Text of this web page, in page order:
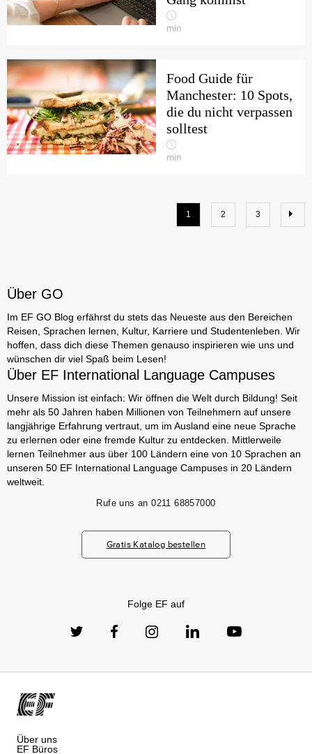
min
Food Guide für
Manchester: 10 Spots,
die du nicht verpassen
solltest
min
1 2 3
Über GO
Im EF GO Blog erfährst du stets das Neueste aus den Bereichen
Reisen, Sprachen lernen, Kultur, Karriere und Studentenleben. Wir
hoffen, dass dich diese Themen genauso inspirieren wie uns und
wünschen dir viel Spaß beim Lesen!
Über EF International Language Campuses
Unsere Mission ist einfach: Wir öffnen die Welt durch Bildung! Seit
mehr als 50 Jahren haben Millionen von Teilnehmern auf unsere
langjährige Erfahrung vertraut, um im Ausland eine neue Sprache
zu erlernen oder eine fremde Kultur zu entdecken. Mittlerweile
lernen Teilnehmer aus über 100 Ländern eine von 10 Sprachen an
unseren 50 EF International Language Campuses in 20 Ländern
weltweit.
Rufe uns an 0211 68857000
Gratis Katalog bestellen
Folge EF auf
Über uns
EF Büros